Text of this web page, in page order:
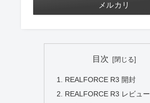
メルカリ
目次
REALFORCE R3 開封
REALFORCE R3 レビュー